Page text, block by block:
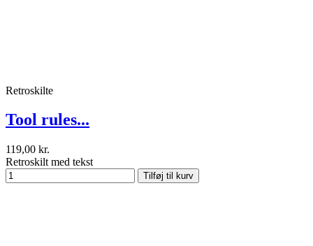
Retroskilte
Tool rules...
119,00 kr.
Retroskilt med tekst
Tilføj til kurv